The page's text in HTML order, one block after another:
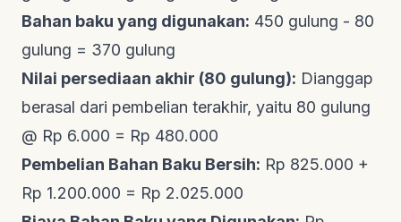
Bahan baku yang digunakan: 450 gulung - 80
gulung = 370 gulung
Nilai persediaan akhir (80 gulung): Dianggap
berasal dari pembelian terakhir, yaitu 80 gulung
@ Rp 6.000 = Rp 480.000
Pembelian Bahan Baku Bersih: Rp 825.000 +
Rp 1.200.000 = Rp 2.025.000